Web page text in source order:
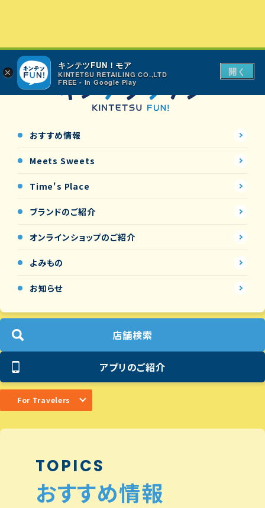
おすすめ情報
Meets Sweets
Time's Place
ブランドのご紹介
オンラインショップのご紹介
よみもの
お知らせ
店舗検索
アプリのご紹介
For Travelers
TOPICS
おすすめ情報
×
キンテツFUN！モア
KINTETSU RETAILING CO.,LTD
FREE - In Google Play
開く